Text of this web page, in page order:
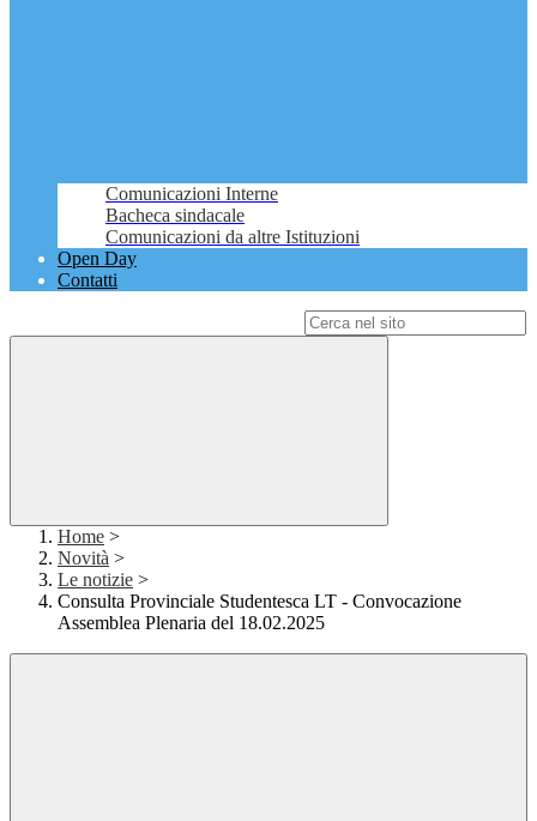
Comunicazioni Interne
Bacheca sindacale
Comunicazioni da altre Istituzioni
Open Day
Contatti
Home >
Novità >
Le notizie >
Consulta Provinciale Studentesca LT - Convocazione
Assemblea Plenaria del 18.02.2025